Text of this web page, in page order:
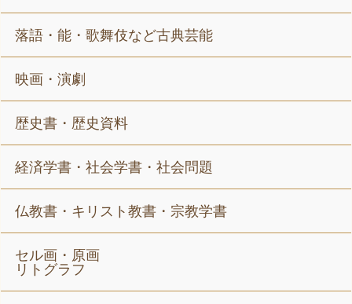
落語・能・歌舞伎など古典芸能
映画・演劇
歴史書・歴史資料
経済学書・社会学書・社会問題
仏教書・キリスト教書・宗教学書
セル画・原画
リトグラフ